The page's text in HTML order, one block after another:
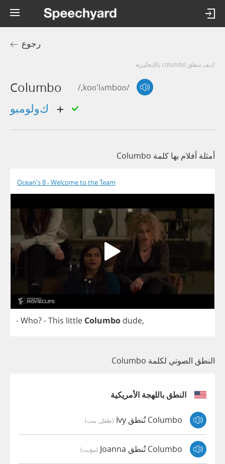
رجوع
كيف تنطق columbo بالإنجليزية
Columbo /,koʊ'lʌmboʊ/
أمثلة أفلام بها كلمة Columbo
Ocean's 8 - Welcome to the Team
-Who?-This little Columbo dude,
النطق الصوتي لكلمة Columbo
النطق باللهجة الأمريكية
Columbo تُنطق Ivy (طفل, بنت)
Columbo تُنطق Joanna (مؤنث)